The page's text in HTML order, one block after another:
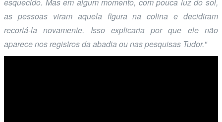
as pessoas viram aquela figura na colina e decidiram
recortá-la novamente. Isso explicaria por que ele não
aparece nos registros da abadia ou nas pesquisas Tudor."